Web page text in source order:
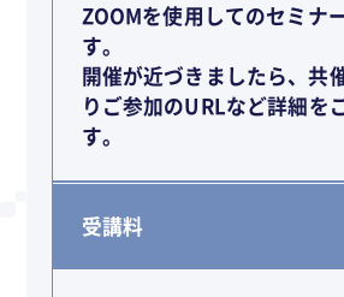
ZOOMを使用してのセミナ
す。
開催が近づきましたら、共
りご参加のURLなど詳細を
す。
受講料